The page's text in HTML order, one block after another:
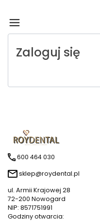
Zaloguj się
600 464 030
sklep@roydental.pl
ul. Armii Krajowej 28
72-200 Nowogard
NIP: 8571751991
Godziny otwarcia: